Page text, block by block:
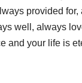
provided for,
well, always
and your life is